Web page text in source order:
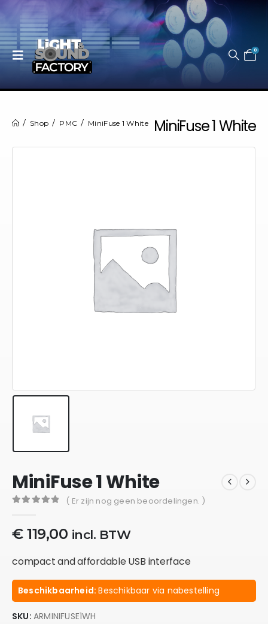
0
MiniFuse 1 White
Shop PMC MiniFuse 1 White
MiniFuse 1 White
( Er zijn nog geen beoordelingen. )
€119,00 incl. BTW
compact and affordable USB interface
Beschikbaarheid:Beschikbaar via nabestelling
SKU: ARMINIFUSE1WH